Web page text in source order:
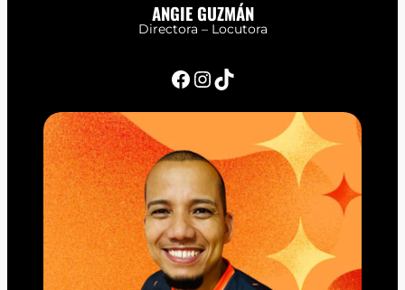
ANGIE GUZMÁN
Directora – Locutora
Facebook InstagramTikTok